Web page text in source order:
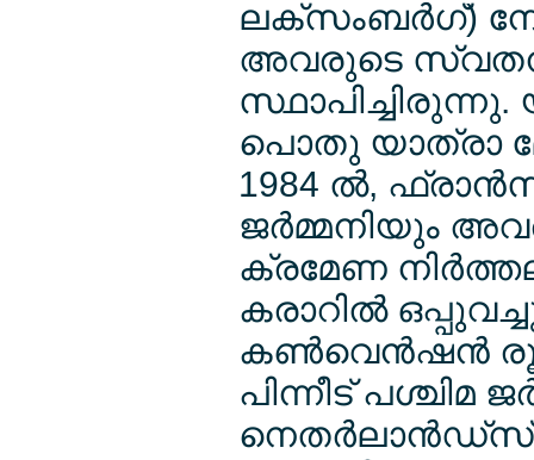
ലക്സംബര്‍ഗ്)
അവരുടെ
പൊതു യാത്രാ
1984 ല്‍,
ജര്‍മ്മനിയും
ക്രമേണ
കരാറില്‍
കണ്‍വെന്‍ഷന്‍
പിന്നീട്
നെതര്‍ലാന്‍ഡ്സ്